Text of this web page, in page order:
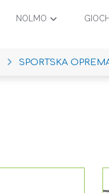
NOLMO
SPORTSKA